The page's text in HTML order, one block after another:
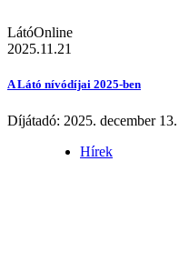
LátóOnline
2025.11.21
A Látó nívódíjai 2025-ben
Díjátadó: 2025. december 13.
Hírek